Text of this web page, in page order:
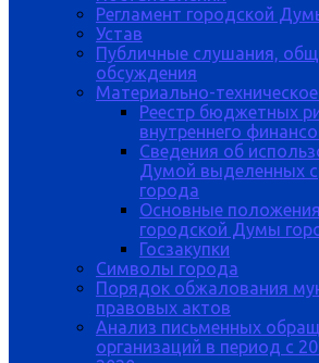
Регламент городской
Устав
Публичные слушания,
обсуждения
Материально-
Реестр бюджетных
внутреннего
Сведения об
Думой выделенных
города
Основные
городской Думы
Госзакупки
Символы города
Порядок обжалования
правовых актов
Анализ письменных
организаций в период с